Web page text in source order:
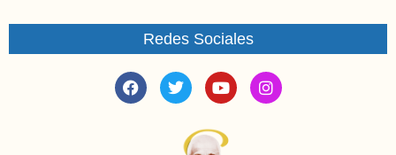
Redes Sociales